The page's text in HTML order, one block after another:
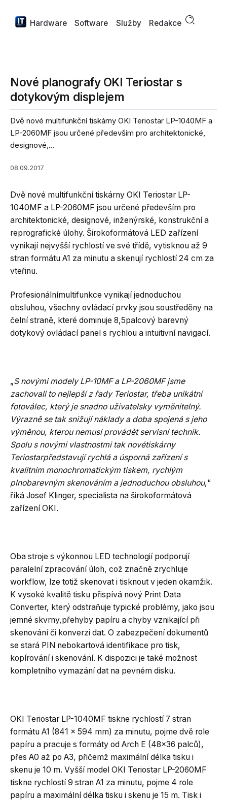
Hardware Software Služby Redakce
Nové planografy OKI Teriostar s
dotykovým displejem
Dvě nové multifunkční tiskárny OKI Teriostar LP-1040MF a
LP-2060MF jsou určené především pro architektonické,
designové,...
08.09.2017
Dvě nové multifunkční tiskárny OKI Teriostar LP-
1040MF a LP-2060MF jsou určené především pro
architektonické, designové, inženýrské, konstrukční a
reprografické úlohy. Širokoformátová LED zařízení
vynikají nejvyšší rychlostí ve své třídě, vytisknou až 9
stran formátu A1 za minutu a skenují rychlostí 24 cm za
vteřinu.
Profesionálnímultifunkce vynikají jednoduchou
obsluhou, všechny ovládací prvky jsou soustředěny na
čelní straně, které dominuje 8,5palcový barevný
dotykový ovládací panel s rychlou a intuitivní navigací.
„S novými modely LP-10MF a LP-2060MF jsme
zachovali to nejlepší z řady Teriostar, třeba unikátní
fotoválec, který je snadno uživatelsky vyměnitelný.
Výrazně se tak snižují náklady a doba spojená s jeho
výměnou, kterou nemusí provádět servisní technik.
Spolu s novými vlastnostmi tak novétiskárny
Teriostarpředstavují rychlá a úsporná zařízení s
kvalitním monochromatickým tiskem, rychlým
plnobarevným skenováním a jednoduchou obsluhou,“
říká Josef Klinger, specialista na širokoformátová
zařízení OKI.
Oba stroje s výkonnou LED technologií podporují
paralelní zpracování úloh, což značně zrychluje
workflow, lze totiž skenovat i tisknout v jeden okamžik.
K vysoké kvalitě tisku přispívá nový Print Data
Converter, který odstraňuje typické problémy, jako jsou
jemné skvrny,přehyby papíru a chyby vznikající při
skenování či konverzi dat. O zabezpečení dokumentů
se stará PIN nebokartová identifikace pro tisk,
kopírování i skenování. K dispozici je také možnost
kompletního vymazání dat na pevném disku.
OKI Teriostar LP-1040MF tiskne rychlostí 7 stran
formátu A1 (841 x 594 mm) za minutu, pojme dvě role
papíru a pracuje s formáty od Arch E (48×36 palců),
přes A0 až po A3, přičemž maximální délka tisku i
skenu je 10 m. Vyšší model OKI Teriostar LP-2060MF
tiskne rychlostí 9 stran A1 za minutu, pojme 4 role
papíru a maximální délka tisku i skenu je 15 m. Tisk i